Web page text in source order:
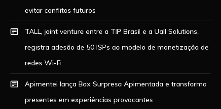
evitar conflitos futuros
TALL, joint venture entre a TIP Brasil e a Uall Solutions,
registra adesão de 50 ISPs ao modelo de monetização de
redes Wi-Fi
Apimentei lança Box Surpresa Apimentada e transforma
presentes em experiências provocantes